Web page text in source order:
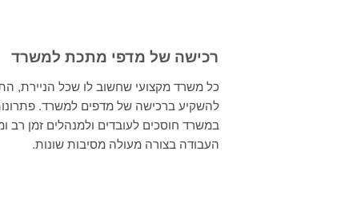
רכישה של מדפי מתכת למשרד
כל משרד מקצועי שחשוב לו שכל הניירת,
להשקיע ברכישה של מדפים למשרד.
במשרד חוסכים לעובדים ולמנהלים זמן
העבודה בצורה מעולה מסיבות שונות.